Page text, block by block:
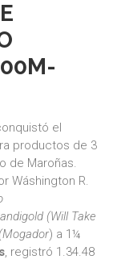
el
productos de 3
de Maroñas.
Wáshington R.
(Will Take
(Mogador) a 1¼
, registró 1.34.48